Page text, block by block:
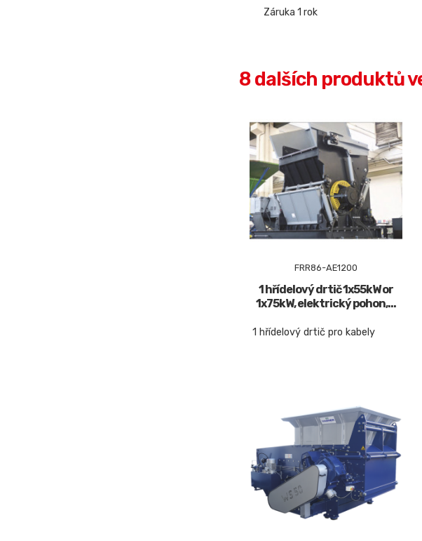
Záruka 1 rok
8 dalších produktů
FRR86-AE1200
1 hřídelový drtič 1x55kW or
1x75kW, elektrický pohon,...
1 hřídelový drtič pro kabely